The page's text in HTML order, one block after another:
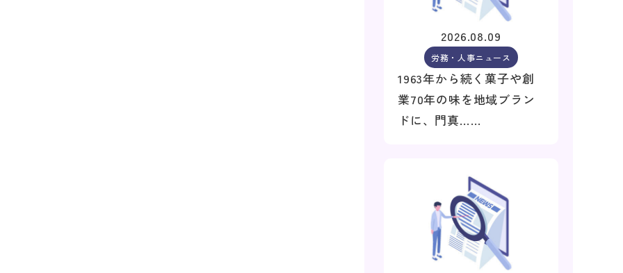
2026.08.09
労務・人事ニュース
1963年から続く菓子や創
業70年の味を地域ブラン
ドに、門真……